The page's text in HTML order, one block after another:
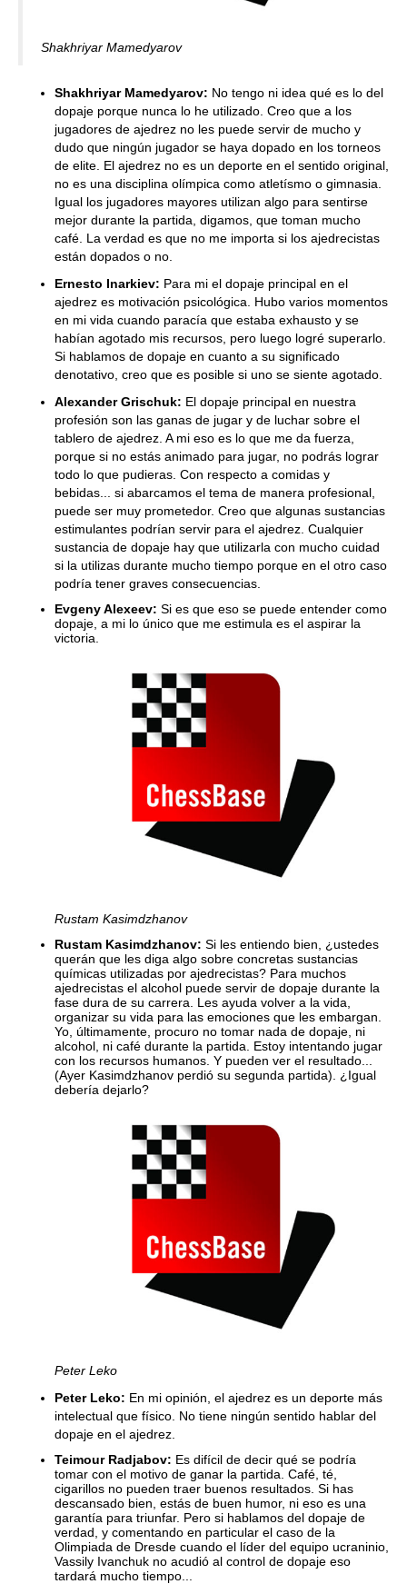
Shakhriyar Mamedyarov
Shakhriyar Mamedyarov: No tengo ni idea qué es lo del
dopaje porque nunca lo he utilizado. Creo que a los
jugadores de ajedrez no les puede servir de mucho y
dudo que ningún jugador se haya dopado en los torneos
de elite. El ajedrez no es un deporte en el sentido original,
no es una disciplina olímpica como atletísmo o gimnasia.
Igual los jugadores mayores utilizan algo para sentirse
mejor durante la partida, digamos, que toman mucho
café. La verdad es que no me importa si los ajedrecistas
están dopados o no.
Ernesto Inarkiev: Para mi el dopaje principal en el
ajedrez es motivación psicológica. Hubo varios momentos
en mi vida cuando paracía que estaba exhausto y se
habían agotado mis recursos, pero luego logré superarlo.
Si hablamos de dopaje en cuanto a su significado
denotativo, creo que es posible si uno se siente agotado.
Alexander Grischuk: El dopaje principal en nuestra
profesión son las ganas de jugar y de luchar sobre el
tablero de ajedrez. A mi eso es lo que me da fuerza,
porque si no estás animado para jugar, no podrás lograr
todo lo que pudieras. Con respecto a comidas y
bebidas... si abarcamos el tema de manera profesional,
puede ser muy prometedor. Creo que algunas sustancias
estimulantes podrían servir para el ajedrez. Cualquier
sustancia de dopaje hay que utilizarla con mucho cuidad
si la utilizas durante mucho tiempo porque en el otro caso
podría tener graves consecuencias.
Evgeny Alexeev: Si es que eso se puede entender como
dopaje, a mi lo único que me estimula es el aspirar la
victoria.
Rustam Kasimdzhanov
Rustam Kasimdzhanov: Si les entiendo bien, ¿ustedes
querán que les diga algo sobre concretas sustancias
químicas utilizadas por ajedrecistas? Para muchos
ajedrecistas el alcohol puede servir de dopaje durante la
fase dura de su carrera. Les ayuda volver a la vida,
organizar su vida para las emociones que les embargan.
Yo, últimamente, procuro no tomar nada de dopaje, ni
alcohol, ni café durante la partida. Estoy intentando jugar
con los recursos humanos. Y pueden ver el resultado...
(Ayer Kasimdzhanov perdió su segunda partida). ¿Igual
debería dejarlo?
Peter Leko
Peter Leko: En mi opinión, el ajedrez es un deporte más
intelectual que físico. No tiene ningún sentido hablar del
dopaje en el ajedrez.
Teimour Radjabov: Es difícil de decir qué se podría
tomar con el motivo de ganar la partida. Café, té,
cigarillos no pueden traer buenos resultados. Si has
descansado bien, estás de buen humor, ni eso es una
garantía para triunfar. Pero si hablamos del dopaje de
verdad, y comentando en particular el caso de la
Olimpiada de Dresde cuando el líder del equipo ucraninio,
Vassily Ivanchuk no acudió al control de dopaje eso
tardará mucho tiempo...